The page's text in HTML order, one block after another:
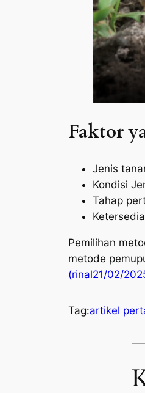
Faktor
Jenis
Kondisi
Tahap
Pemilihan
metode
(rinal21/02/
Tag:artikel